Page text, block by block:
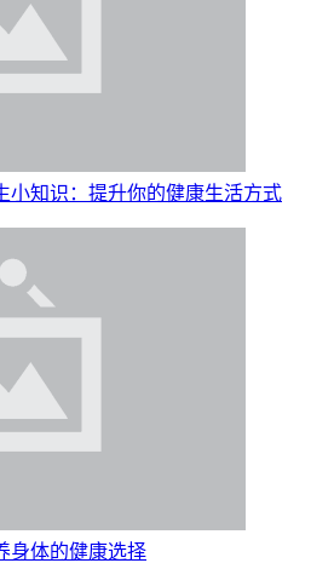
小知识：提升你的健康生活方式
身体的健康选择